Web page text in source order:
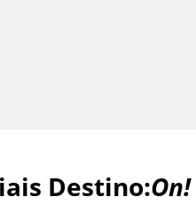
Destino:On!